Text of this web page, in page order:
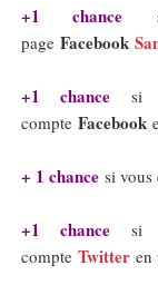
+1 chance
page Facebook
+1 chance si
compte Facebook
+ 1 chance si vous
+1 chance si
compte Twitter en